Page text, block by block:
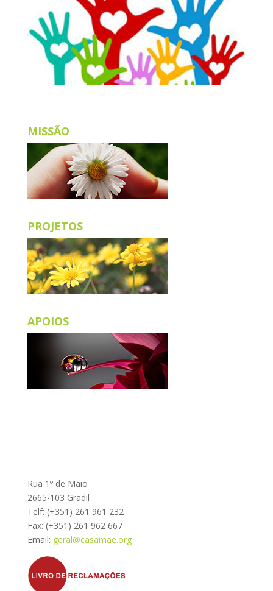
MISSÃO
PROJETOS
APOIOS
Rua 1º de Maio
2665-103 Gradil
Telf: (+351) 261 961 232
Fax: (+351) 261 962 667
Email: geral@casamae.org